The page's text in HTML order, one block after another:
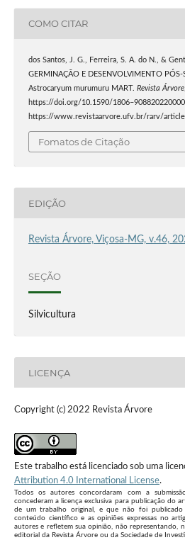
COMO CITAR
dos Santos, J. G., Ferreira, S. A. do N., &
GERMINAÇÃO E DESENVOLVIMENTO PÓS-
Astrocaryum murumuru MART. Revista Árvore,
https://doi.org/10.1590/
https://www.revistaarvore.ufv.br/rarv/
Fomatos de Citação
EDIÇÃO
Revista Árvore, Viçosa-MG, v.46,
SEÇÃO
Silvicultura
LICENÇA
Copyright (c) 2022 Revista Árvore
Este trabalho está licenciado sob uma
Attribution 4.0 International License.
Todos os autores concordaram com a
concederam a licença exclusiva para publicação do
de um trabalho original, e que não foi publicado
conteúdo científico e as opiniões expressas no
autores e refletem sua opinião, não representando,
editorial da Revista Árvore ou da Sociedade de